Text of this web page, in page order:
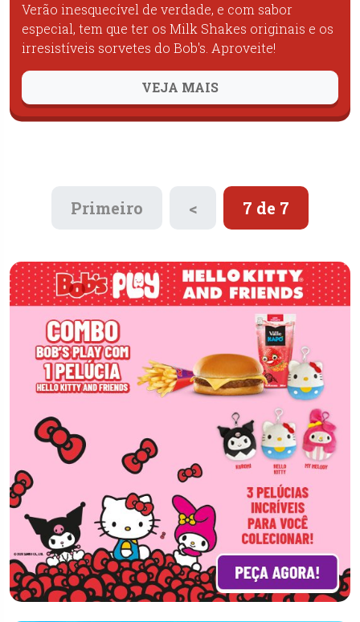
Verão inesquecível de verdade, e com sabor
especial, tem que ter os Milk Shakes originais e os
irresistíveis sorvetes do Bob's. Aproveite!
VEJA MAIS
Primeiro < 7 de 7